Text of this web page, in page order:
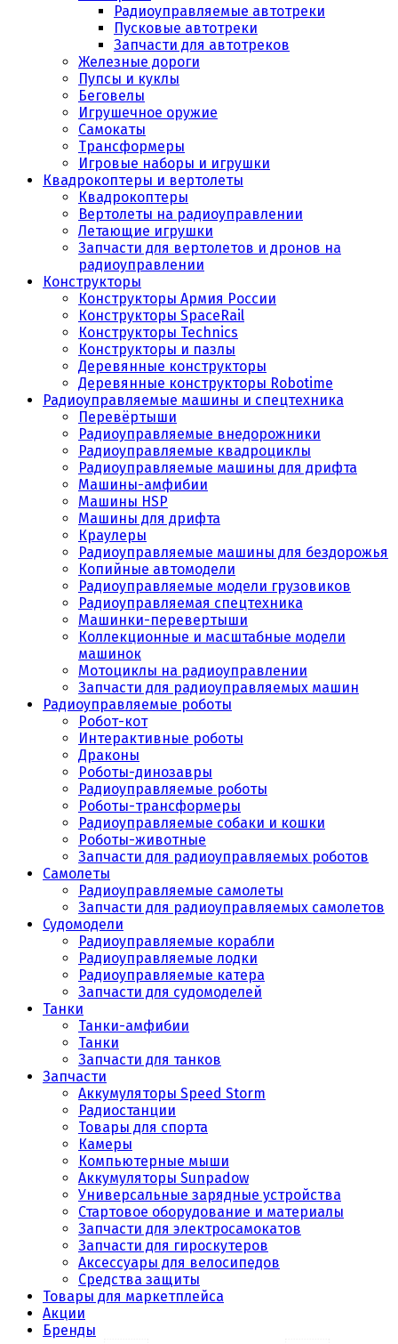
Радиоуправляемые автотреки
Пусковые автотреки
Запчасти для автотреков
Железные дороги
Пупсы и куклы
Беговелы
Игрушечное оружие
Самокаты
Трансформеры
Игровые наборы и игрушки
Квадрокоптеры и вертолеты
Квадрокоптеры
Вертолеты на радиоуправлении
Летающие игрушки
Запчасти для вертолетов и дронов на
радиоуправлении
Конструкторы
Конструкторы Армия России
Конструкторы SpaceRail
Конструкторы Technics
Конструкторы и пазлы
Деревянные конструкторы
Деревянные конструкторы Robotime
Радиоуправляемые машины и спецтехника
Перевёртыши
Радиоуправляемые внедорожники
Радиоуправляемые квадроциклы
Радиоуправляемые машины для дрифта
Машины-амфибии
Машины HSP
Машины для дрифта
Краулеры
Радиоуправляемые машины для бездорожья
Копийные автомодели
Радиоуправляемые модели грузовиков
Радиоуправляемая спецтехника
Машинки-перевертыши
Коллекционные и масштабные модели
машинок
Мотоциклы на радиоуправлении
Запчасти для радиоуправляемых машин
Радиоуправляемые роботы
Робот-кот
Интерактивные роботы
Драконы
Роботы-динозавры
Радиоуправляемые роботы
Роботы-трансформеры
Радиоуправляемые собаки и кошки
Роботы-животные
Запчасти для радиоуправляемых роботов
Самолеты
Радиоуправляемые самолеты
Запчасти для радиоуправляемых самолетов
Судомодели
Радиоуправляемые корабли
Радиоуправляемые лодки
Радиоуправляемые катера
Запчасти для судомоделей
Танки
Танки-амфибии
Танки
Запчасти для танков
Запчасти
Аккумуляторы Speed Storm
Радиостанции
Товары для спорта
Камеры
Компьютерные мыши
Аккумуляторы Sunpadow
Универсальные зарядные устройства
Стартовое оборудование и материалы
Запчасти для электросамокатов
Запчасти для гироскутеров
Аксессуары для велосипедов
Средства защиты
Товары для маркетплейса
Акции
Бренды